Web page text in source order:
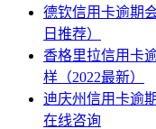
德钦信用卡逾期
日推荐）
香格里拉信用卡
样（2022最新）
迪庆州信用卡逾
在线咨询